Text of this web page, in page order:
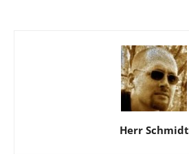
Herr Schmidt